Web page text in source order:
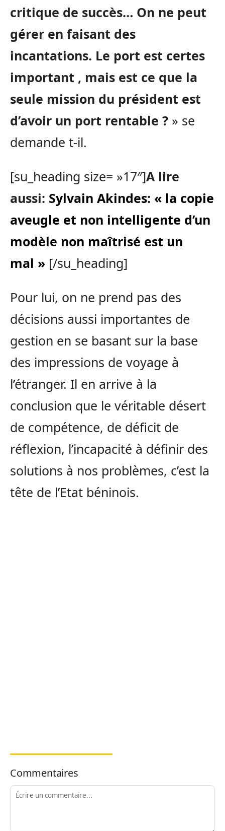
critique de succès… On ne peut
gérer en faisant des
incantations. Le port est certes
important , mais est ce que la
seule mission du président est
d’avoir un port rentable ? » se
demande t-il.
[su_heading size= »17″]A lire
aussi: Sylvain Akindes: « la copie
aveugle et non intelligente d’un
modèle non maîtrisé est un
mal » [/su_heading]
Pour lui, on ne prend pas des
décisions aussi importantes de
gestion en se basant sur la base
des impressions de voyage à
l’étranger. Il en arrive à la
conclusion que le véritable désert
de compétence, de déficit de
réflexion, l’incapacité à définir des
solutions à nos problèmes, c’est la
tête de l’Etat béninois.
Commentaires